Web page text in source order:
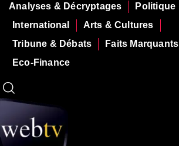
Analyses & Décryptages
Politique
International
Arts & Cultures
Tribune & Débats
Faits Marquants
Eco-Finance